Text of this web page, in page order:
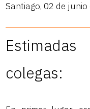
Santiago, 02 de junio
colegas: